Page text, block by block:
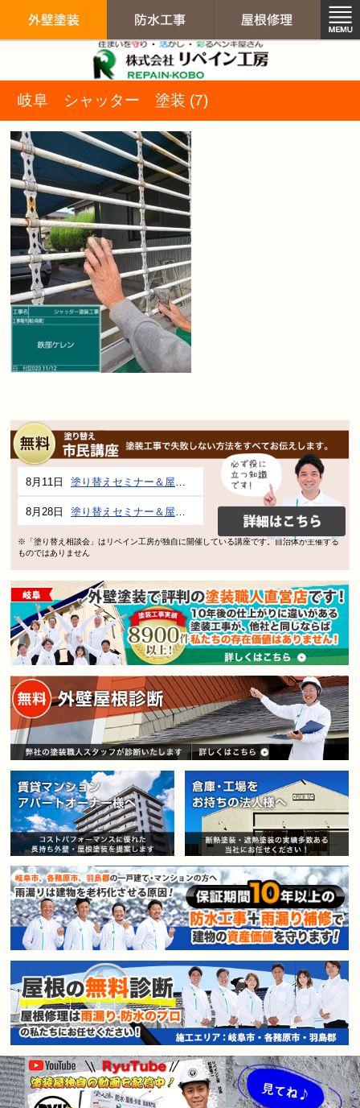
岐阜 シャッター 塗装 (7)
8月11日 塗り替えセミナー＆屋根、外壁の塗り替え市民講座 inぎふメディアコスモス
8月28日 塗り替えセミナー＆屋根、外壁の塗り替え市民講座 inぎふメディアコスモス
※「塗り替え相談会」はリペイン工房が独自に開催している講座です。自治体が主催する
ものではありません
賃貸マンション・アパートオー